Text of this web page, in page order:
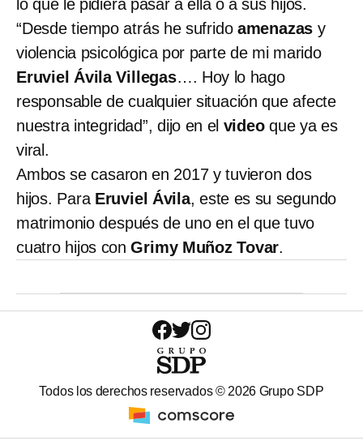
lo que le pidiera pasar a ella o a sus hijos.
“Desde tiempo atrás he sufrido amenazas y
violencia psicológica por parte de mi marido
Eruviel Ávila Villegas…. Hoy lo hago
responsable de cualquier situación que afecte
nuestra integridad”, dijo en el videoque ya es
viral.
Ambos se casaron en 2017 y tuvieron dos
hijos. Para Eruviel Ávila, este es su segundo
matrimonio después de uno en el que tuvo
cuatro hijos conGrimy Muñoz Tovar.
Todos los derechos reservados © 2026 Grupo SDP